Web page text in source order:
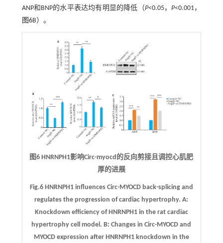
ANP和BNP的水平表达均有明显的降低（P<0.05，P<0.001，
图6B）。
图6 HNRNPH1影响Circ-myocd的反向剪接且调控心肌肥
厚的进展
Fig.6 HNRNPH1 influences Circ-MYOCD back-splicing and
regulates the progression of cardiac hypertrophy.A:
Knockdown efficiency of HNRNPH1 in the rat cardiac
hypertrophy cell model.B: Changes in Circ-MYOCD and
MYOCD expression after HNRNPH1 knockdown in the